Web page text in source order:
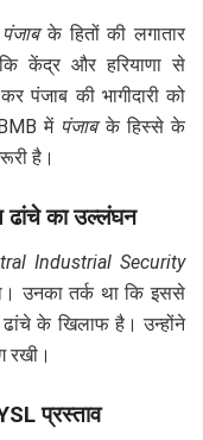
पंजाबके हितों की लगातार
केंद्र और हरियाणा से
पंजाब की भागीदारी को
में पंजाबके हिस्से के
है।
ढांचे का उल्लंघन
Industrial Security
उनका तर्क था कि इससे
के खिलाफ है। उन्होंने
रखी।
प्रस्ताव